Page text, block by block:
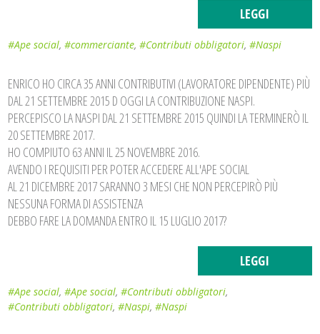
LEGGI
#Ape social,#commerciante,#Contributi obbligatori,#Naspi
ENRICO HO CIRCA 35 ANNI CONTRIBUTIVI (LAVORATORE DIPENDENTE) PIÙ
DAL 21 SETTEMBRE 2015 D OGGI LA CONTRIBUZIONE NASPI.
PERCEPISCO LA NASPI DAL 21 SETTEMBRE 2015 QUINDI LA TERMINERÒ IL
20 SETTEMBRE 2017.
HO COMPIUTO 63 ANNI IL 25 NOVEMBRE 2016.
AVENDO I REQUISITI PER POTER ACCEDERE ALL'APE SOCIAL
AL 21 DICEMBRE 2017 SARANNO 3 MESI CHE NON PERCEPIRÒ PIÙ
NESSUNA FORMA DI ASSISTENZA
DEBBO FARE LA DOMANDA ENTRO IL 15 LUGLIO 2017?
LEGGI
#Ape social,#Ape social,#Contributi obbligatori,
#Contributi obbligatori,#Naspi,#Naspi